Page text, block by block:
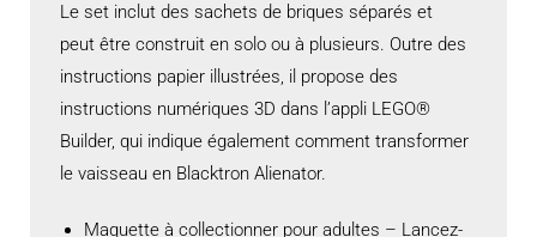
Le set inclut des sachets de briques séparés et
peut être construit en solo ou à plusieurs. Outre des
instructions papier illustrées, il propose des
instructions numériques 3D dans l’appli LEGO®
Builder, qui indique également comment transformer
le vaisseau en Blacktron Alienator.
Maquette à collectionner pour adultes – Lancez-